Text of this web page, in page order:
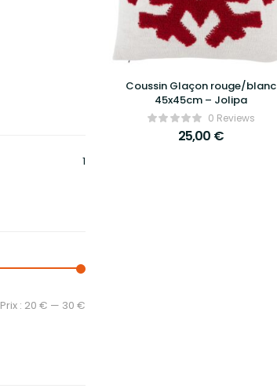
1
Prix : 20 € — 30 €
Coussin Glaçon rouge/blanc
45x45cm – Jolipa
0 Reviews
25,00 €